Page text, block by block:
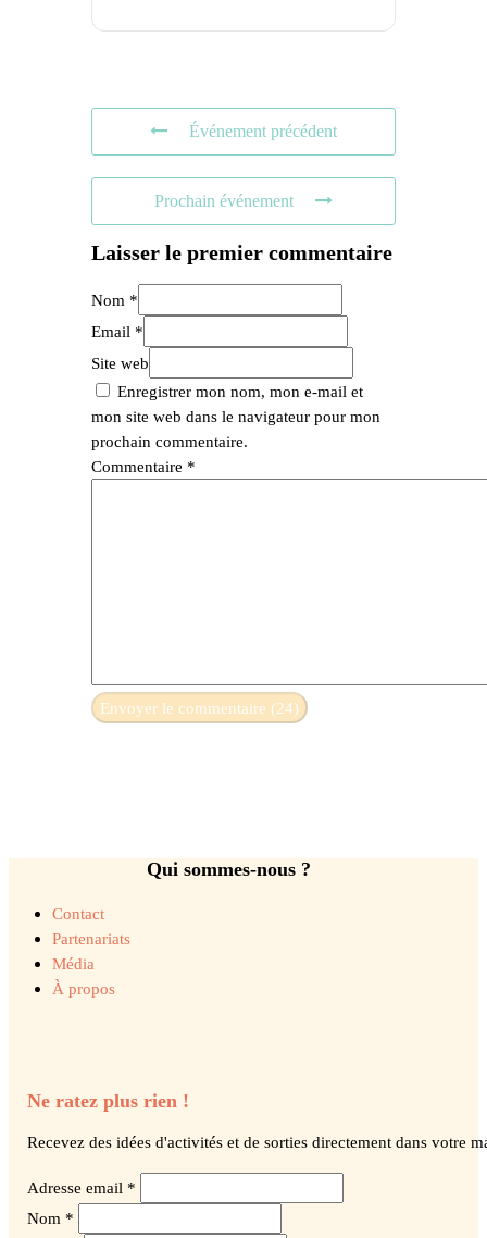
Événement précédent
Prochain événement
Laisser le premier commentaire
Nom *
Email *
Site web
Enregistrer mon nom, mon e-mail et
mon site web dans le navigateur pour mon
prochain commentaire.
Commentaire *
Qui sommes-nous ?
Contact
Partenariats
Média
À propos
Ne ratez plus rien !
Recevez des idées d'activités et de sorties directement dans votre
Adresse email *
Nom *